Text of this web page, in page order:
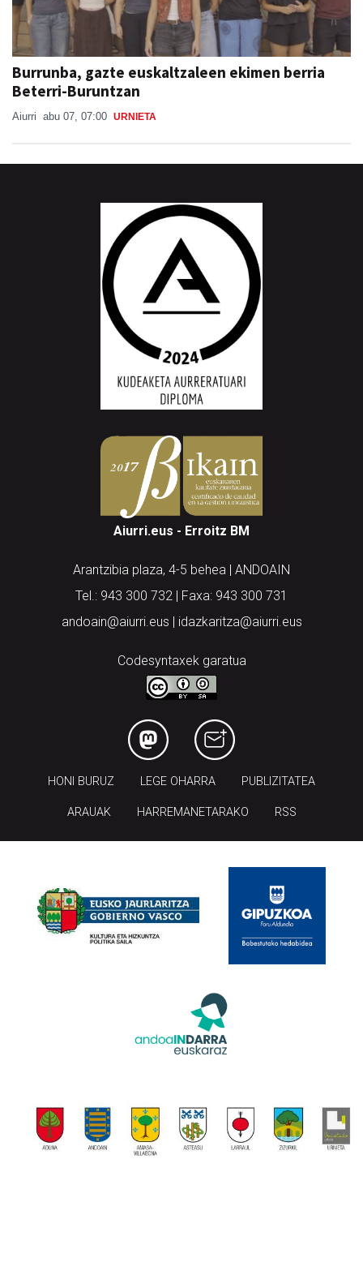
Burrunba, gazte euskaltzaleen ekimen berria
Beterri-Buruntzan
Aiurri abu 07, 07:00 URNIETA
Aiurri.eus - Erroitz BM
Arantzibia plaza, 4-5 behea | ANDOAIN
Tel.: 943 300 732 | Faxa: 943 300 731
andoain@aiurri.eus | idazkaritza@aiurri.eus
Codesyntaxek garatua
HONI BURUZ LEGE OHARRA PUBLIZITATEA
ARAUAK HARREMANETARAKO RSS